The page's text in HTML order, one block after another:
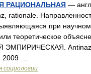
РАЦИОНАЛЬНАЯ —
rationale.
при
теоретическое
2009 …
социологии